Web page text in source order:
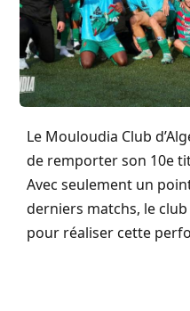
Le Mouloudia Club
de remporter son 10e
Avec seulement un
derniers matchs, le
pour réaliser cette